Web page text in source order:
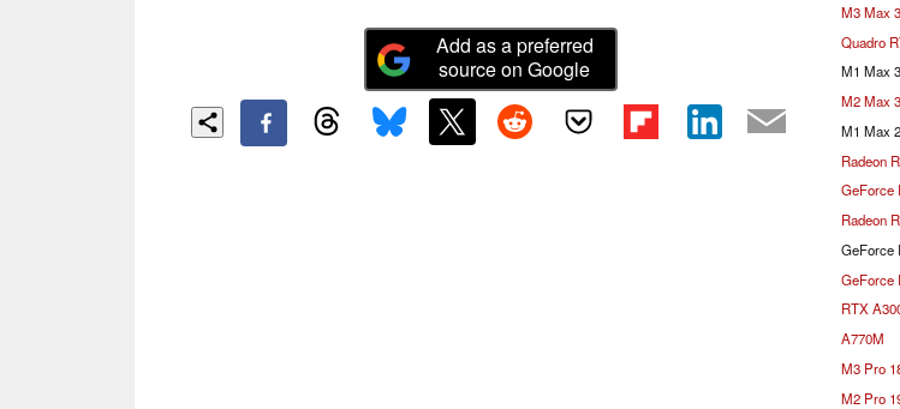
Add as a preferred
source on Google
M3 Max
Quadro
M1 Max
M2 Max
M1 Max
Radeon
GeForce
Radeon
GeForce
GeForce
RTX
A770M
M3 Pro
M2 Pro